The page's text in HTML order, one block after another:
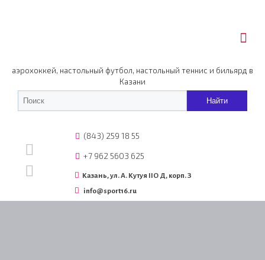
аэрохоккей, настольный футбол, настольный теннис и бильярд в
Казани
(843) 259 18 55
+7 962 5603 625
Казань, ул. А. Кутуя IIO Д, корп. З
info@sport16.ru